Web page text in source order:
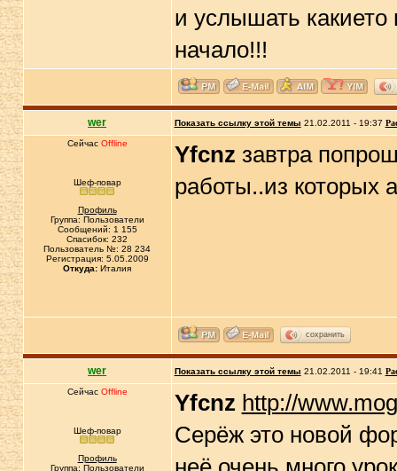
и услышать
начало!!!
wer Показать ссылку этой темы 21.02.2011 - 19:37
Сейчас Offline
Шеф-повар
Профиль
Группа: Пользователи
Сообщений: 1 155
Спасибок: 232
Пользователь №: 28 234
Регистрация: 5.05.2009
Откуда: Италия
Yfcnz завтра
работы..из которых
сохранить
wer Показать ссылку этой темы 21.02.2011 - 19:41
Сейчас Offline
Шеф-повар
Профиль
Группа: Пользователи
Yfcnz http://
Серёж это новой